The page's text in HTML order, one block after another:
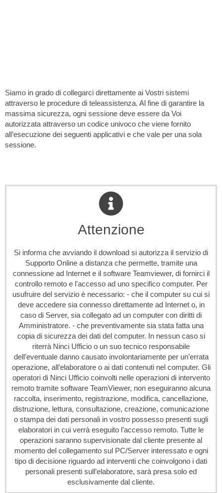
Siamo in grado di collegarci direttamente ai Vostri sistemi
attraverso le procedure di teleassistenza. Al fine di garantire la
massima sicurezza, ogni sessione deve essere da Voi
autorizzata attraverso un codice univoco che viene fornito
all’esecuzione dei seguenti applicativi e che vale per una sola
sessione.
Attenzione
Si informa che avviando il download si autorizza il servizio di
Supporto Online a distanza che permette, tramite una
connessione ad Internet e il software Teamviewer, di fornirci il
controllo remoto e l'accesso ad uno specifico computer. Per
usufruire del servizio è necessario: - che il computer su cui si
deve accedere sia connesso direttamente ad Internet o, in
caso di Server, sia collegato ad un computer con diritti di
Amministratore. - che preventivamente sia stata fatta una
copia di sicurezza dei dati del computer. In nessun caso si
riterrà Ninci Ufficio o un suo tecnico responsabile
dell’eventuale danno causato involontariamente per un’errata
operazione, all’elaboratore o ai dati contenuti nel computer. Gli
operatori di Ninci Ufficio coinvolti nelle operazioni di intervento
remoto tramite software TeamViewer, non eseguiranno alcuna
raccolta, inserimento, registrazione, modifica, cancellazione,
distruzione, lettura, consultazione, creazione, comunicazione
o stampa dei dati personali in vostro possesso presenti sugli
elaboratori in cui verrà eseguito l’accesso remoto. Tutte le
operazioni saranno supervisionate dal cliente presente al
momento del collegamento sul PC/Server interessato e ogni
tipo di decisione riguardo ad interventi che coinvolgono i dati
personali presenti sull’elaboratore, sarà presa solo ed
esclusivamente dal cliente.